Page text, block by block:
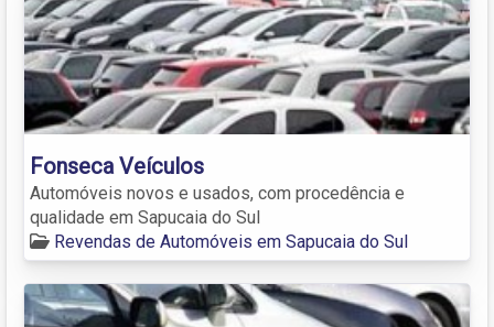
Fonseca Veículos
Automóveis novos e usados, com procedência e
qualidade em Sapucaia do Sul
Revendas de Automóveis em Sapucaia do Sul